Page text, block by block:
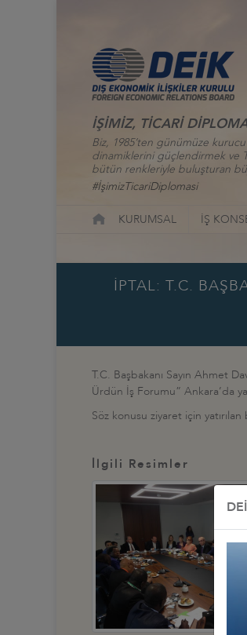
İŞİMİZ, TİCARİ
Biz, 1985’ten günümüze
dinamiklerini güçlendirmek ve
bütün renkleriyle buluşturan
#İşimizTicariDiplomasi
KURUMSAL İŞ
İPTAL: T.C.
T.C. Başbakanı Sayın Ahmet
Ürdün İş Forumu” Ankara’da
Söz konusu ziyaret için
İlgili Resimler